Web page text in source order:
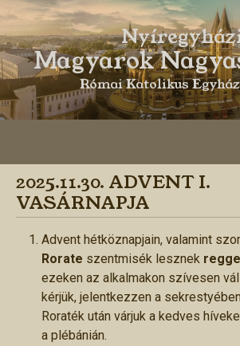
>Magyarok
Római Katolikus
2025.11.30. ADVENT I.
VASÁRNAPJA
Advent hétköznapjain, valamint
Rorate szentmisék lesznek
ezeken az alkalmakon szívesen
kérjük, jelentkezzen a
Roraték után várjuk a kedves
a plébánián.